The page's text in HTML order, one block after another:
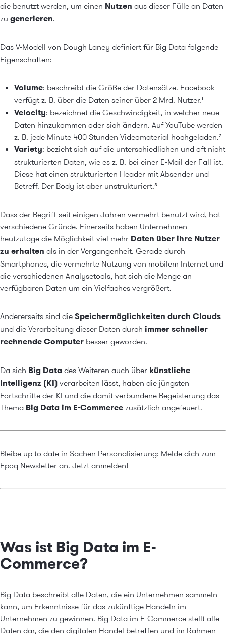
die benutzt werden, um einen Nutzen aus dieser Fülle an Daten
zu generieren.
Das V-Modell von Dough Laney definiert für Big Data folgende
Eigenschaften:
Volume: beschreibt die Größe der Datensätze. Facebook
verfügt z. B. über die Daten seiner über 2 Mrd. Nutzer.¹
Velocity: bezeichnet die Geschwindigkeit, in welcher neue
Daten hinzukommen oder sich ändern. Auf YouTube werden
z. B. jede Minute 400 Stunden Videomaterial hochgeladen.²
Variety: bezieht sich auf die unterschiedlichen und oft nicht
strukturierten Daten, wie es z. B. bei einer E-Mail der Fall ist.
Diese hat einen strukturierten Header mit Absender und
Betreff. Der Body ist aber unstrukturiert.³
Dass der Begriff seit einigen Jahren vermehrt benutzt wird, hat
verschiedene Gründe. Einerseits haben Unternehmen
heutzutage die Möglichkeit viel mehr Daten über ihre Nutzer
zu erhalten als in der Vergangenheit. Gerade durch
Smartphones, die vermehrte Nutzung von mobilem Internet und
die verschiedenen Analysetools, hat sich die Menge an
verfügbaren Daten um ein Vielfaches vergrößert.
Andererseits sind die Speichermöglichkeiten durch Clouds
und die Verarbeitung dieser Daten durch immer schneller
rechnende Computer besser geworden.
Da sich Big Data des Weiteren auch über künstliche
Intelligenz (KI) verarbeiten lässt, haben die jüngsten
Fortschritte der KI und die damit verbundene Begeisterung das
Thema Big Data im E-Commerce zusätzlich angefeuert.
Bleibe up to date in Sachen Personalisierung: Melde dich zum
Epoq Newsletter an. Jetzt anmelden!
Was ist Big Data im E-
Commerce?
Big Data beschreibt alle Daten, die ein Unternehmen sammeln
kann, um Erkenntnisse für das zukünftige Handeln im
Unternehmen zu gewinnen. Big Data im E-Commerce stellt alle
Daten dar, die den digitalen Handel betreffen und im Rahmen